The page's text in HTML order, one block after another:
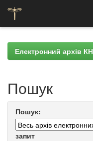
navigationЕлектронний архів
Пошук
Пошук:
запит